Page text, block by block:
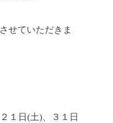
せていただきま
１日(土)、３１日